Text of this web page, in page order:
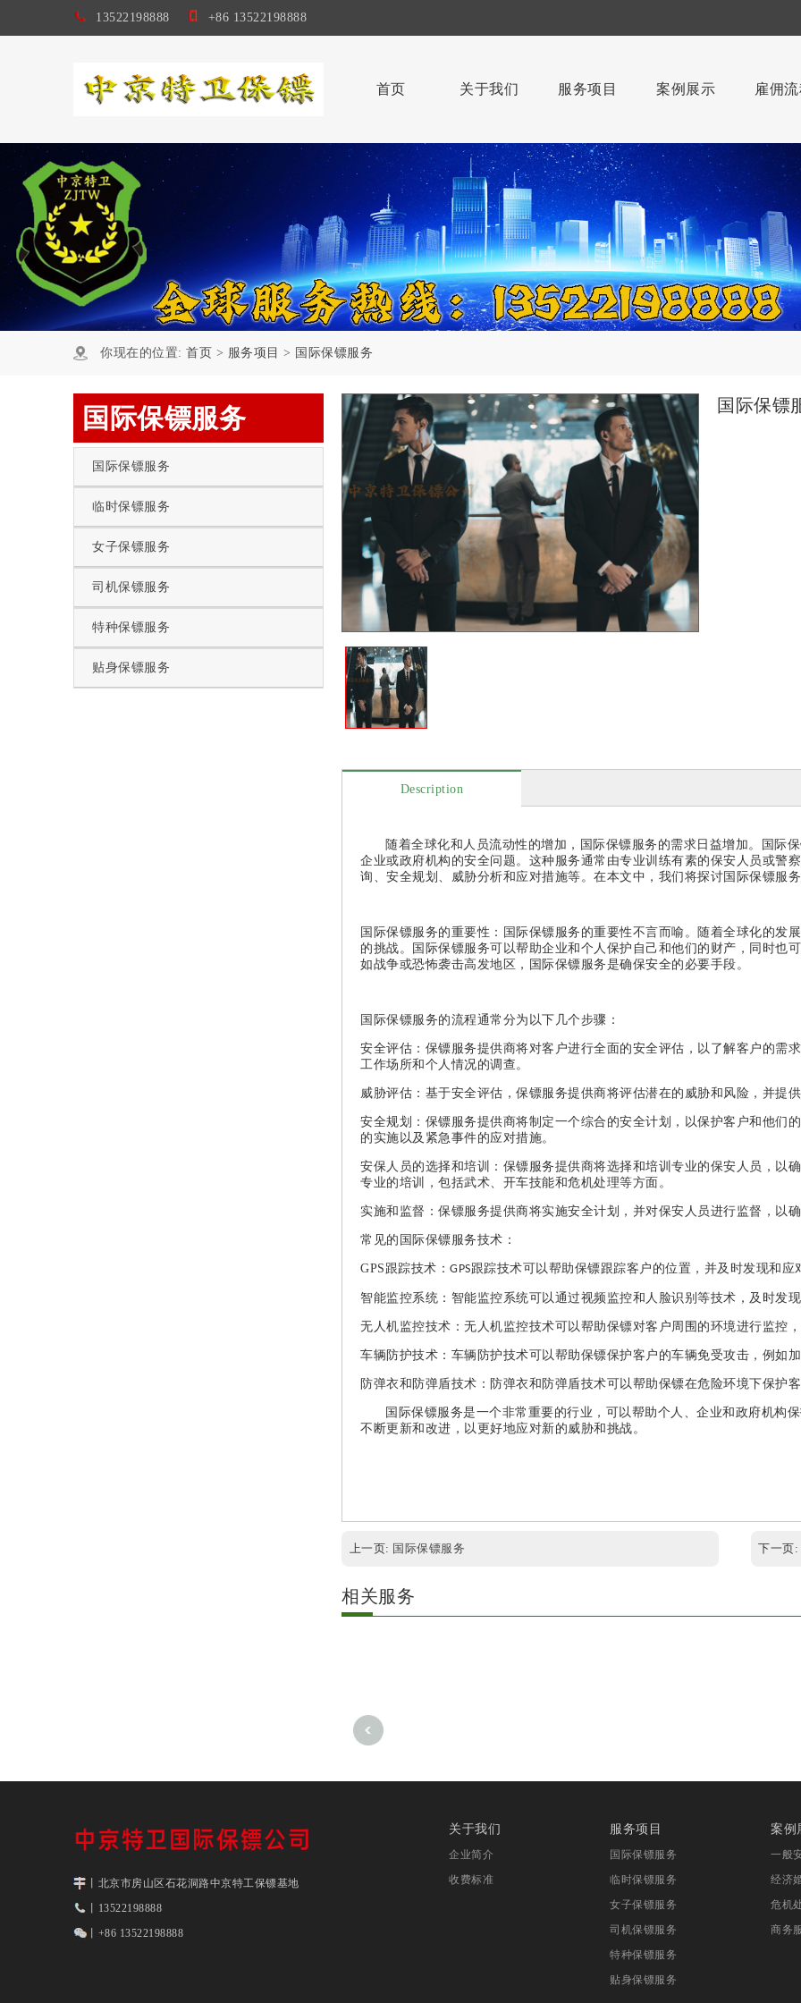
13522198888 +86 13522198888
首页 关于我们 服务项目 案例展示 雇佣
你现在的位置: 首页 > 服务项目 > 国际保镖服务
国际保镖服务
国际保镖服务
临时保镖服务
女子保镖服务
司机保镖服务
特种保镖服务
贴身保镖服务
国际保镖
Description
随着全球化和人员流动性的增加，国际保镖服务的需求日益增加。国际
企业或政府机构的安全问题。这种服务通常由专业训练有素的保安人员或警
询、安全规划、威胁分析和应对措施等。在本文中，我们将探讨国际保镖服
国际保镖服务的重要性 ： 国际保镖服务的重要性不言而喻。随着全球化的发
的挑战。国际保镖服务可以帮助企业和个人保护自己和他们的财产，同时也
如战争或恐怖袭击高发地区，国际保镖服务是确保安全的必要手段。
国际保镖服务的流程通常分为以下几个步骤：
安全评估：保镖服务提供商将对客户进行全面的安全评估，以了解客户的需
工作场所和个人情况的调查。
威胁评估：基于安全评估，保镖服务提供商将评估潜在的威胁和风险，并提
安全规划：保镖服务提供商将制定一个综合的安全计划，以保护客户和他们
的实施以及紧急事件的应对措施。
安保 人员的选择和培训：保镖服务提供商将选择和培训专业的保安人员，以
专业的培训，包括武术、开车技能和危机处理等方面。
实施和监督：保镖服务提供商将实施安全计划，并对保安人员进行监督，以
常见的国际保镖服务技术：
GPS 跟踪技术： GPS跟踪技术可以帮助保镖跟踪客户的位置，并及时发现和应
智能监控系统：智能监控系统可以通过视频监控和人脸识别等技术，及时发
无人机监控技术：无人机监控技术可以帮助保镖对客户周围的环境进行监控
车辆防护技术：车辆防护技术可以帮助保镖保护客户的车辆免受攻击，例如
防弹衣和防弹盾技术：防弹衣和防弹盾技术可以帮助保镖在危险环境下保护
国际保镖服务是一个非常重要的行业，可以帮助个人、企业和政府机构
不断更新和改进，以更好地应对新的威胁和挑战。
上一页: 国际保镖服务 下一页:
相关服务
丨北京市房山区石花洞路中京特工保镖基地
丨13522198888
丨+86 13522198888
关于我们
企业简介
收费标准
服务项目
国际保镖服务
临时保镖服务
女子保镖服务
司机保镖服务
特种保镖服务
贴身保镖服务
案例
一般
经济
危机
商务